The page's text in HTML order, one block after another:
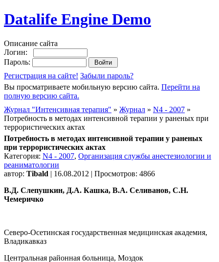
Datalife Engine Demo
Описание сайта
Логин:
Пароль:
Регистрация на сайте! Забыли пароль?
Вы просматриваете мобильную версию сайта. Перейти на
полную версию сайта.
Журнал "Интенсивная терапия" » Журнал » N4 - 2007 »
Потребность в методах интенсивной терапии у раненых при
террористических актах
Потребность в методах интенсивной терапии у раненых
при террористических актах
Категория: N4 - 2007, Организация службы анестезиологии и
реаниматологии
автор: Tibald | 16.08.2012 | Просмотров: 4866
В.Д. Слепушкин, Д.А. Кашка, В.А. Селиванов, С.Н.
Чемеричко
Северо-Осетинская государственная медицинская академия,
Владикавказ
Центральная районная больница, Моздок